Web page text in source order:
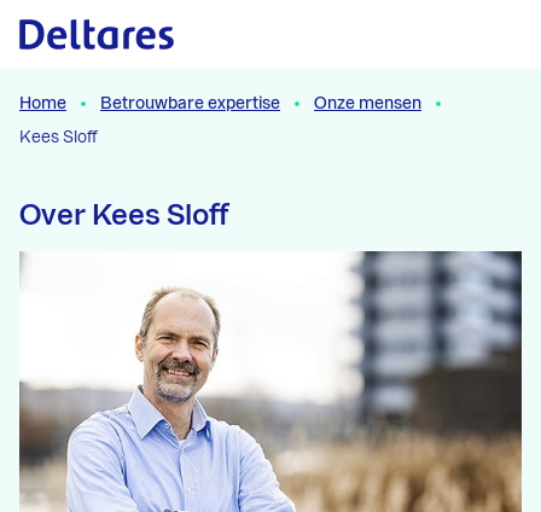
Naar hoofdcontent
Home Betrouwbare expertise
Onze mensen
Kees Sloff
Over Kees Sloff